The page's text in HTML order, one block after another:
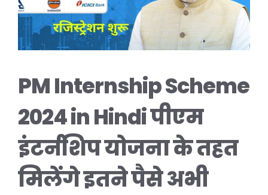
PM Internship Scheme
2024 in Hindi पीएम
इंटर्नशिप योजना के तहत
मिलेंगे इतने पैसे अभी